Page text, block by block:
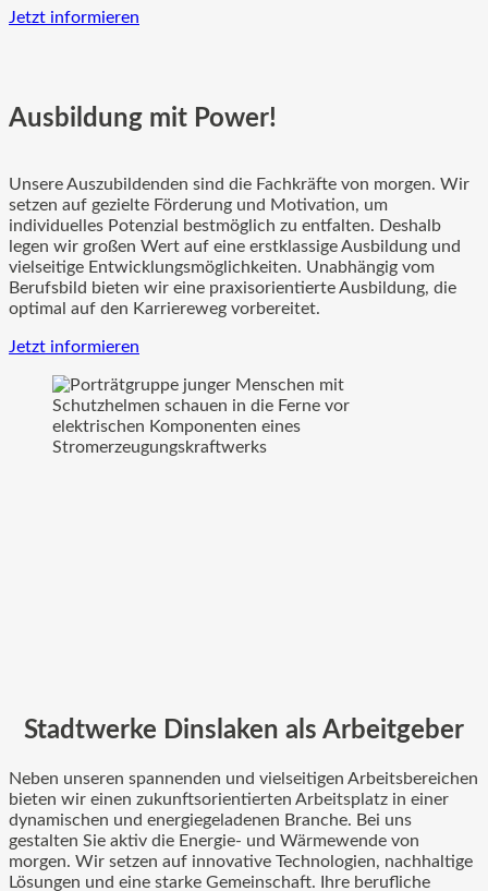
Jetzt informieren
Ausbildung mit Power!
Unsere Auszubildenden sind die Fachkräfte von morgen. Wir
setzen auf gezielte Förderung und Motivation, um
individuelles Potenzial bestmöglich zu entfalten. Deshalb
legen wir großen Wert auf eine erstklassige Ausbildung und
vielseitige Entwicklungsmöglichkeiten. Unabhängig vom
Berufsbild bieten wir eine praxisorientierte Ausbildung, die
optimal auf den Karriereweg vorbereitet.
Jetzt informieren
Stadtwerke Dinslaken als Arbeitgeber
Neben unseren spannenden und vielseitigen Arbeitsbereichen
bieten wir einen zukunftsorientierten Arbeitsplatz in einer
dynamischen und energiegeladenen Branche. Bei uns
gestalten Sie aktiv die Energie- und Wärmewende von
morgen. Wir setzen auf innovative Technologien, nachhaltige
Lösungen und eine starke Gemeinschaft. Ihre berufliche